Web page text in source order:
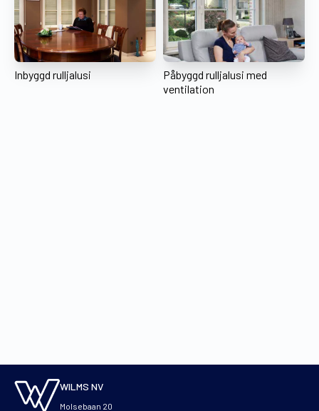
Inbyggd rulljalusi
Påbyggd rulljalusi med
ventilation
WILMS NV
Molsebaan 20